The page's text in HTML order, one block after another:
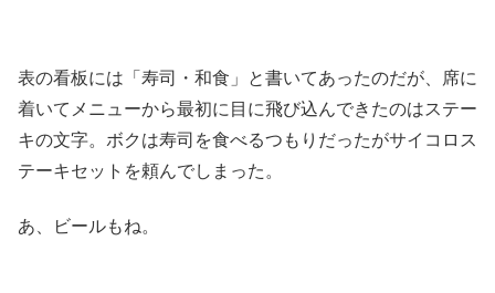
表の看板には「寿司・和食」と書いてあったのだが、席に
着いてメニューから最初に目に飛び込んできたのはステー
キの文字。ボクは寿司を食べるつもりだったがサイコロス
テーキセットを頼んでしまった。
あ、ビールもね。